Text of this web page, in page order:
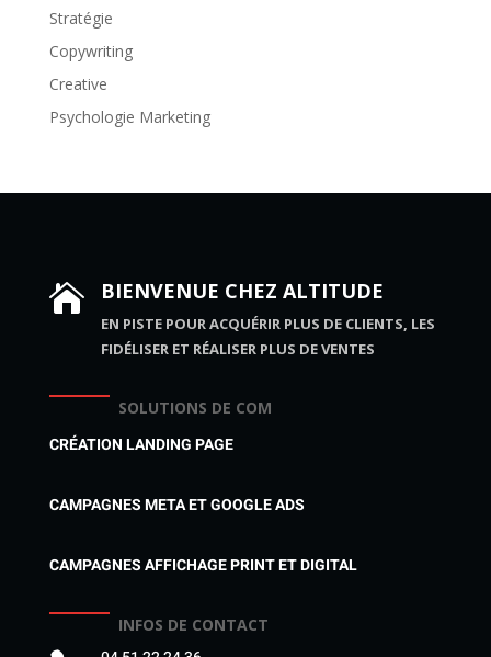
Stratégie
Copywriting
Creative
Psychologie Marketing
 BIENVENUE CHEZ ALTITUDE
EN PISTE POUR ACQUÉRIR PLUS DE CLIENTS, LES
FIDÉLISER ET RÉALISER PLUS DE VENTES
SOLUTIONS DE COM
CRÉATION LANDING PAGE
CAMPAGNES META ET GOOGLE ADS
CAMPAGNES AFFICHAGE PRINT ET DIGITAL
INFOS DE CONTACT